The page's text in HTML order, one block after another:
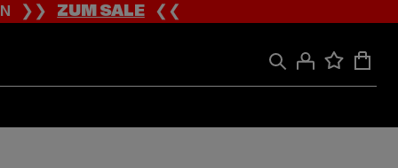
❯❯ZUM SALE❮❮